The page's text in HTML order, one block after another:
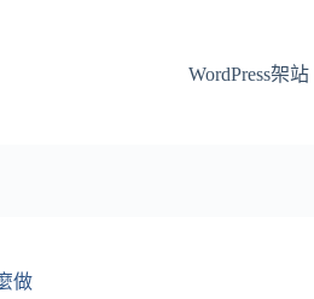
WordPress架站
做